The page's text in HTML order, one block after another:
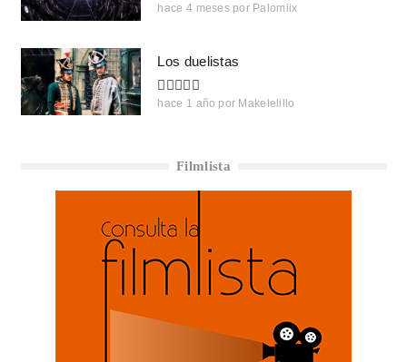
hace 4 meses por Palomiix
Los duelistas
hace 1 año por Makelelillo
Filmlista